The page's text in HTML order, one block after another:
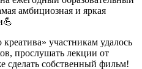
амбициозная и яркая
участникам удалось
прослушать лекции от
сделать собственный фильм!